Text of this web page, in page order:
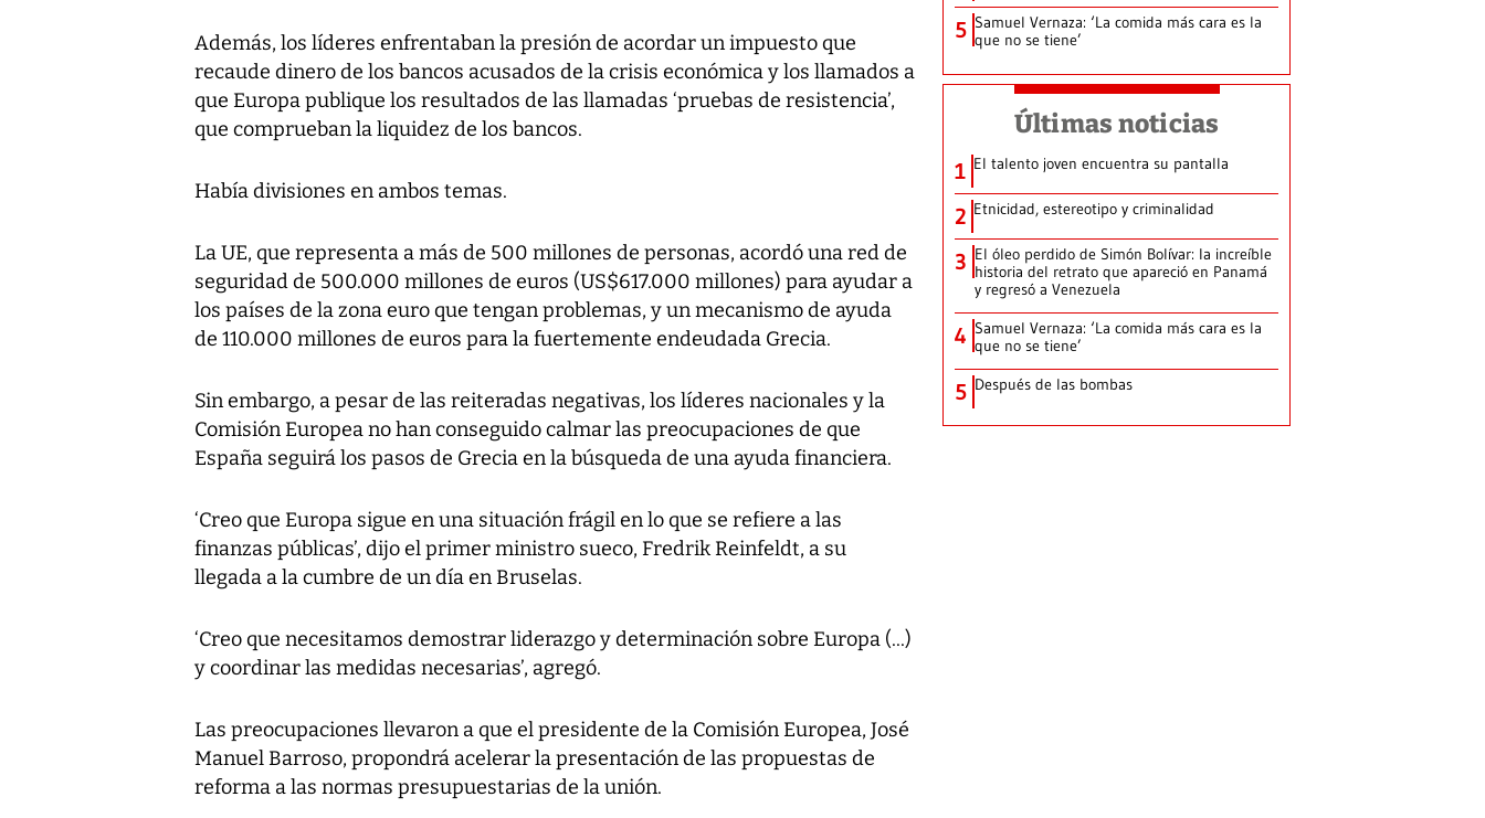
Además, los líderes enfrentaban la presión de acordar un impuesto que
recaude dinero de los bancos acusados de la crisis económica y los llamados a
que Europa publique los resultados de las llamadas ‘pruebas de resistencia’,
que comprueban la liquidez de los bancos.
Había divisiones en ambos temas.
La UE, que representa a más de 500 millones de personas, acordó una red de
seguridad de 500.000 millones de euros (US$617.000 millones) para ayudar a
los países de la zona euro que tengan problemas, y un mecanismo de ayuda
de 110.000 millones de euros para la fuertemente endeudada Grecia.
Sin embargo, a pesar de las reiteradas negativas, los líderes nacionales y la
Comisión Europea no han conseguido calmar las preocupaciones de que
España seguirá los pasos de Grecia en la búsqueda de una ayuda financiera.
‘Creo que Europa sigue en una situación frágil en lo que se refiere a las
finanzas públicas’, dijo el primer ministro sueco, Fredrik Reinfeldt, a su
llegada a la cumbre de un día en Bruselas.
‘Creo que necesitamos demostrar liderazgo y determinación sobre Europa (...)
y coordinar las medidas necesarias’, agregó.
Las preocupaciones llevaron a que el presidente de la Comisión Europea, José
Manuel Barroso, propondrá acelerar la presentación de las propuestas de
reforma a las normas presupuestarias de la unión.
5 Samuel Vernaza: ‘La comida más cara es la
que no se tiene’
Últimas noticias
1 El talento joven encuentra su pantalla​
2 Etnicidad, estereotipo y criminalidad
3 El óleo perdido de Simón Bolívar: la increíble
historia del retrato que apareció en Panamá
y regresó a Venezuela
4 Samuel Vernaza: ‘La comida más cara es la
que no se tiene’
5 Después de las bombas